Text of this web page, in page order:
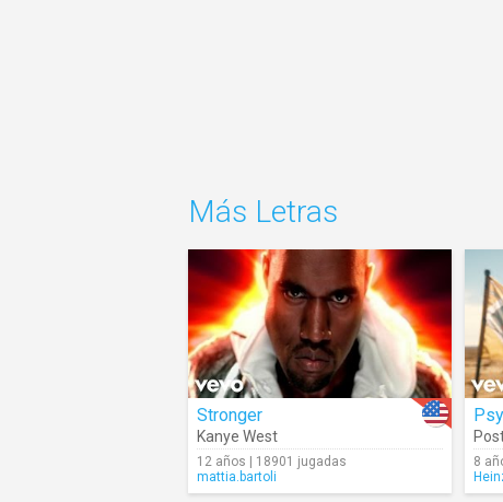
Más Letras
Stronger
Kanye West
12 años | 18901 jugadas
mattia.bartoli
8